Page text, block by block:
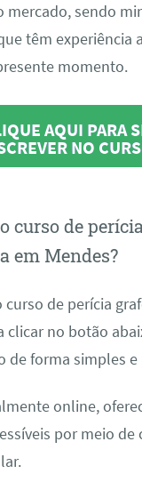
mercado, sendo
têm experiência
momento.
AQUI PARA
NO
curso de perícia
em Mendes?
curso de perícia
clicar no botão
de forma simples e
online,
por meio de